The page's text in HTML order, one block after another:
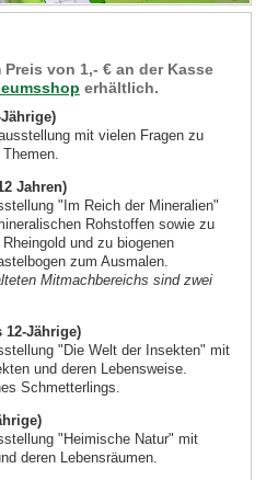
von 1,- € an der Kasse
erhältlich.
mit vielen Fragen zu
Jahren)
"Im Reich der Mineralien"
Rohstoffen sowie zu
und zu biogenen
zum Ausmalen.
Mitmachbereichs sind zwei
12-Jährige)
"Die Welt der Insekten" mit
und deren Lebensweise.
Schmetterlings.
"Heimische Natur" mit
deren Lebensräumen.